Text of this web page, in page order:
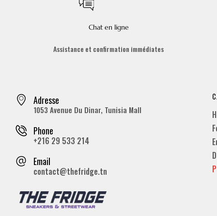
Chat en ligne
Assistance et confirmation immédiates
Adresse
1053 Avenue Du Dinar, Tunisia Mall
Phone
+216 29 533 214
Email
contact@thefridge.tn